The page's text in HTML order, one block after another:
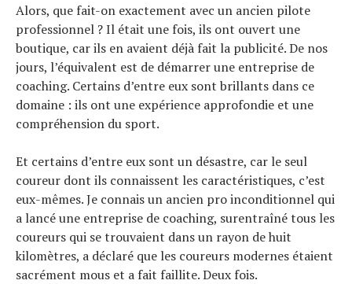
Alors, que fait-on exactement avec un ancien pilote
professionnel ? Il était une fois, ils ont ouvert une
boutique, car ils en avaient déjà fait la publicité. De nos
jours, l’équivalent est de démarrer une entreprise de
coaching. Certains d’entre eux sont brillants dans ce
domaine : ils ont une expérience approfondie et une
compréhension du sport.
Et certains d’entre eux sont un désastre, car le seul
coureur dont ils connaissent les caractéristiques, c’est
eux-mêmes. Je connais un ancien pro inconditionnel qui
a lancé une entreprise de coaching, surentraîné tous les
coureurs qui se trouvaient dans un rayon de huit
kilomètres, a déclaré que les coureurs modernes étaient
sacrément mous et a fait faillite. Deux fois.